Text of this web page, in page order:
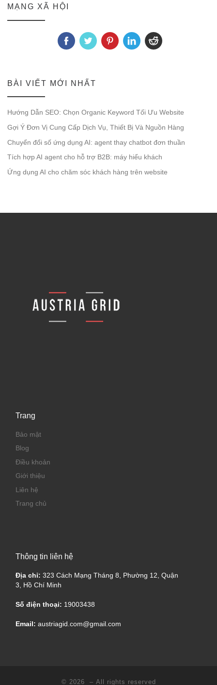
MẠNG XÃ HỘI
BÀI VIẾT MỚI NHẤT
Hướng Dẫn SEO: Chọn Organic Keyword Tối Ưu Website
Gợi Ý Đơn Vị Cung Cấp Dịch Vụ, Thiết Bị Và Nguồn Hàng
Chuyển đổi số ứng dụng AI: agent thay chatbot đơn thuần
Tích hợp AI agent cho hỗ trợ B2B: máy hiểu khách
Ứng dụng AI cho chăm sóc khách hàng trên website
Trang
Bảo mật
Blog
Điều khoản
Giới thiệu
Liên hệ
Trang chủ
Thông tin liên hệ
Địa chỉ: 323 Cách Mạng Tháng 8, Phường 12, Quận
3, Hồ Chí Minh
Số điện thoại: 19003438
Email: austriagid.com@gmail.com
© 2026 – All rights reserved